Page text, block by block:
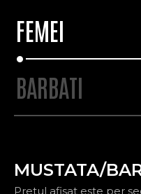
FEMEI
BARBATI
MUSTATA/
Pretul afisat este per